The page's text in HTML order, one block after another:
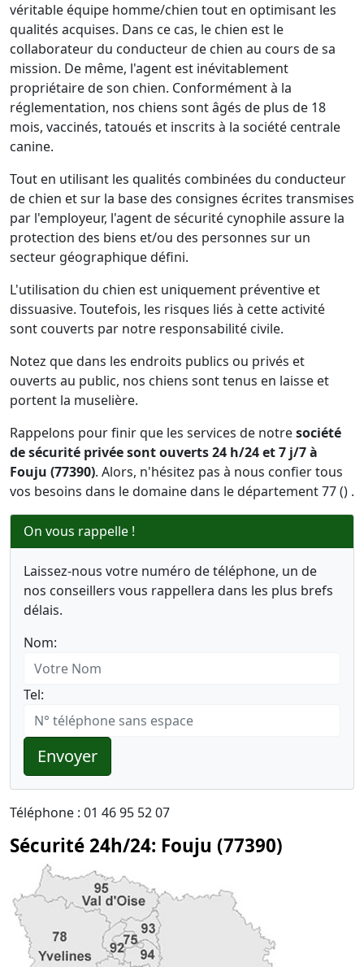
véritable équipe homme/chien tout en optimisant les
qualités acquises. Dans ce cas, le chien est le
collaborateur du conducteur de chien au cours de sa
mission. De même, l'agent est inévitablement
propriétaire de son chien. Conformément à la
réglementation, nos chiens sont âgés de plus de 18
mois, vaccinés, tatoués et inscrits à la société centrale
canine.
Tout en utilisant les qualités combinées du conducteur
de chien et sur la base des consignes écrites transmises
par l'employeur, l'agent de sécurité cynophile assure la
protection des biens et/ou des personnes sur un
secteur géographique défini.
L'utilisation du chien est uniquement préventive et
dissuasive. Toutefois, les risques liés à cette activité
sont couverts par notre responsabilité civile.
Notez que dans les endroits publics ou privés et
ouverts au public, nos chiens sont tenus en laisse et
portent la muselière.
Rappelons pour finir que les services de notresociété
de sécurité privée sont ouverts 24 h/24 et 7 j/7 à
Fouju (77390). Alors, n'hésitez pas à nous confier tous
vos besoins dans le domaine dans le département 77 () .
On vous rappelle !
Laissez-nous votre numéro de téléphone, un de
nos conseillers vous rappellera dans les plus brefs
délais.
Nom:
Tel:
Envoyer
Téléphone : 01 46 95 52 07
Sécurité 24h/24: Fouju (77390)